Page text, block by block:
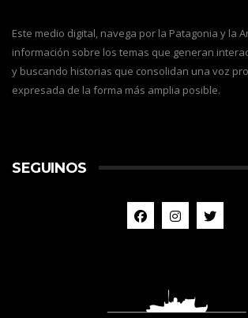
Este medio digital, navega por la Patagonia y la
información sobre los temas que generan
y buscando historias que consolidan una voz
expresada de la forma más amplia posible.
SEGUINOS